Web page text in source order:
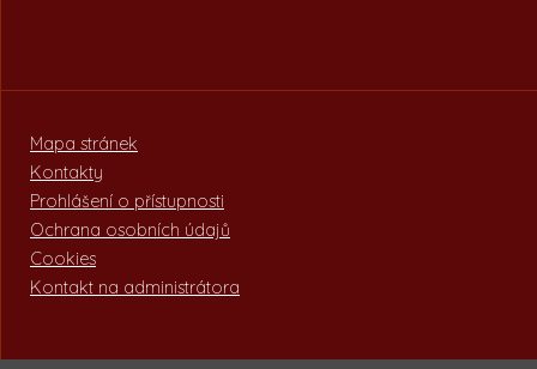
Mapa stránek
Kontakty
Prohlášení o přístupnosti
Ochrana osobních údajů
Cookies
Kontakt na administrátora